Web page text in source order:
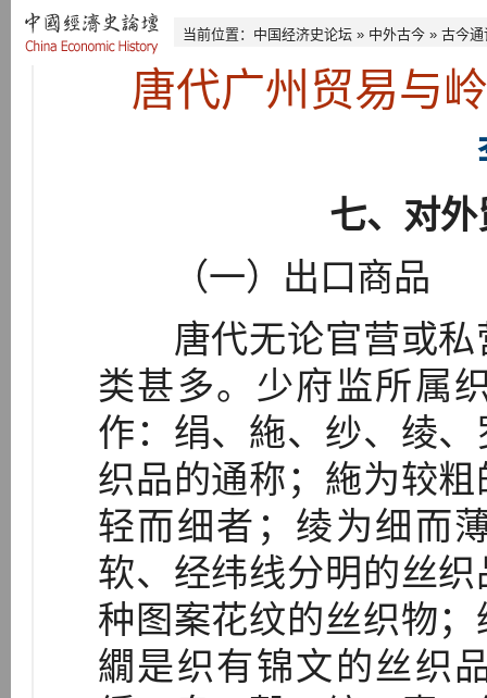
当前位置： 中国经济史论坛 » 中外古今 » 古今通
唐代广州贸易与
七、对
（一）出口商品
唐代无论官营或私
类甚多。少府监所属
作：绢、絁、纱、绫
织品的通称；絁为较
轻而细者；绫为细而
软、经纬线分明的丝
种图案花纹的丝织物
繝是织有锦文的丝织